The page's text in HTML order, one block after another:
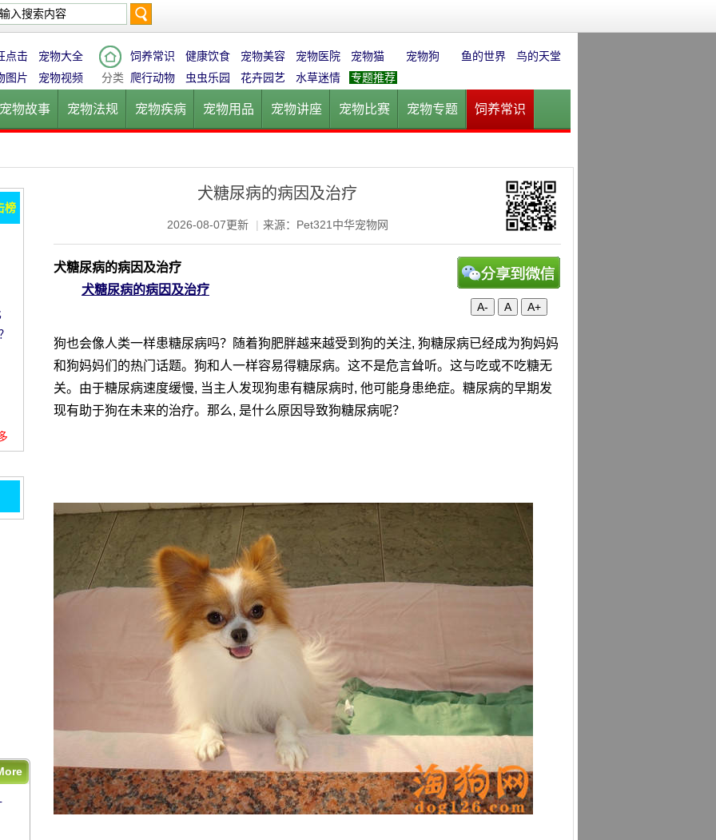
索
点击
宠物大全
图片
宠物视频 分类
饲养常识 健康饮食 宠物美容 宠物医院 宠物猫 宠物狗 鱼的世界
鸟的天堂
爬行动物
虫虫乐园 花卉园艺 水草迷情 专题推荐
宠物故事 宠物法规 宠物疾病 宠物用品 宠物讲座 宠物比赛 宠物专题 饲养常识
犬糖尿病的病因及治疗
2026-08-07更新 | 来源：Pet321中华宠物网
A- A A+
犬糖尿病的病因及治疗
犬糖尿病的病因及治疗
狗也会像人类一样患糖尿病吗？随着狗肥胖越来越受到狗的关注, 狗糖尿病已经成为狗妈妈
和狗妈妈们的热门话题。狗和人一样容易得糖尿病。这不是危言耸听。这与吃或不吃糖无
关。由于糖尿病速度缓慢, 当主人发现狗患有糖尿病时, 他可能身患绝症。糖尿病的早期发
现有助于狗在未来的治疗。那么, 是什么原因导致狗糖尿病呢？
榜